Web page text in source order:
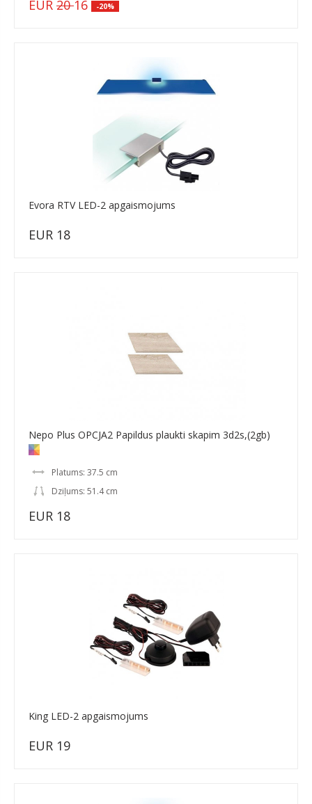
EUR 2016 -20%
Evora RTV LED-2 apgaismojums
EUR 18
Nepo Plus OPCJA2 Papildus plaukti skapim 3d2s,(2gb)
Platums: 37.5 cm
Dziļums: 51.4 cm
EUR 18
King LED-2 apgaismojums
EUR 19